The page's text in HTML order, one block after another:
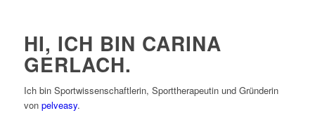
HI, ICH BIN CARINA
GERLACH.
Ich bin Sportwissenschaftlerin, Sporttherapeutin und Gründerin
von pelveasy.